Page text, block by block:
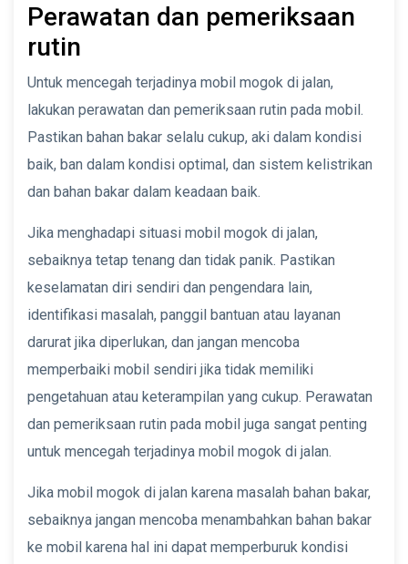
Perawatan dan pemeriksaan
rutin
Untuk mencegah terjadinya mobil mogok di jalan,
lakukan perawatan dan pemeriksaan rutin pada mobil.
Pastikan bahan bakar selalu cukup, aki dalam kondisi
baik, ban dalam kondisi optimal, dan sistem kelistrikan
dan bahan bakar dalam keadaan baik.
Jika menghadapi situasi mobil mogok di jalan,
sebaiknya tetap tenang dan tidak panik. Pastikan
keselamatan diri sendiri dan pengendara lain,
identifikasi masalah, panggil bantuan atau layanan
darurat jika diperlukan, dan jangan mencoba
memperbaiki mobil sendiri jika tidak memiliki
pengetahuan atau keterampilan yang cukup. Perawatan
dan pemeriksaan rutin pada mobil juga sangat penting
untuk mencegah terjadinya mobil mogok di jalan.
Jika mobil mogok di jalan karena masalah bahan bakar,
sebaiknya jangan mencoba menambahkan bahan bakar
ke mobil karena hal ini dapat memperburuk kondisi